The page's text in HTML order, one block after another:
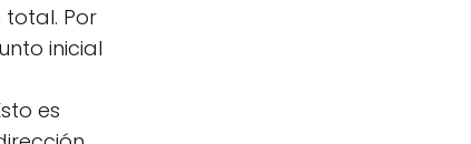
Por
inicial
es